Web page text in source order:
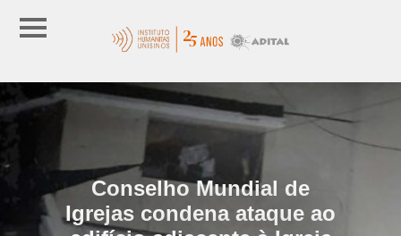
Conselho Mundial de
Igrejas condena ataque ao